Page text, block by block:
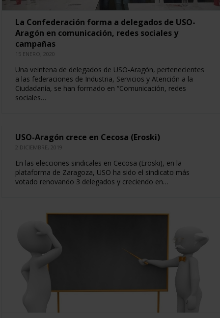
La Confederación forma a delegados de USO-
Aragón en comunicación, redes sociales y
campañas
15 ENERO, 2020
Una veintena de delegados de USO-Aragón, pertenecientes
a las federaciones de Industria, Servicios y Atención a la
Ciudadanía, se han formado en “Comunicación, redes
sociales…
USO-Aragón crece en Cecosa (Eroski)
2 DICIEMBRE, 2019
En las elecciones sindicales en Cecosa (Eroski), en la
plataforma de Zaragoza, USO ha sido el sindicato más
votado renovando 3 delegados y creciendo en…